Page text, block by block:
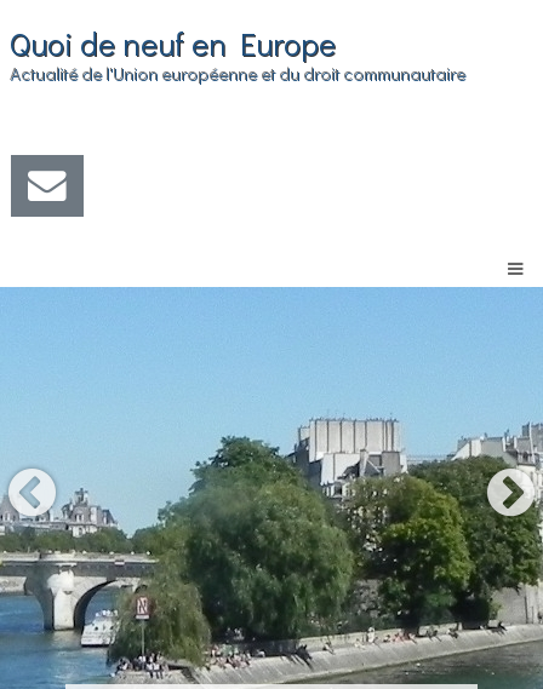
Quoi de neuf en Europe
Actualité de l'Union européenne et du droit communautaire